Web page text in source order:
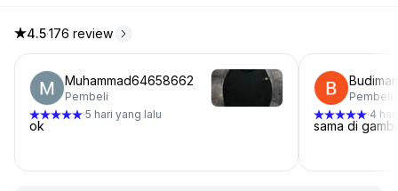
4.5 dari 5 bintang, dari 176 ulasan
4.5·176 review
Muhammad64658662
Pembeli
·5 hari yang lalu
ok
Pembeli
·4
sama di